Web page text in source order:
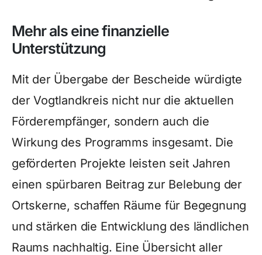
Mehr als eine finanzielle
Unterstützung
Mit der Übergabe der Bescheide würdigte
der Vogtlandkreis nicht nur die aktuellen
Förderempfänger, sondern auch die
Wirkung des Programms insgesamt. Die
geförderten Projekte leisten seit Jahren
einen spürbaren Beitrag zur Belebung der
Ortskerne, schaffen Räume für Begegnung
und stärken die Entwicklung des ländlichen
Raums nachhaltig. Eine Übersicht aller